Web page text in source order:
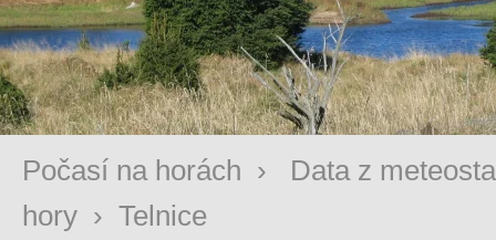
Počasí na horách ›
Data z
hory › Telnice